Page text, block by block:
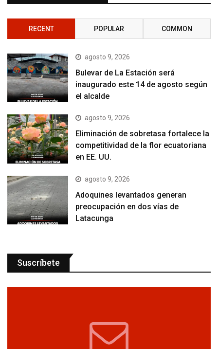
RECENT POPULAR COMMON
agosto 9, 2026
Bulevar de La Estación será
inaugurado este 14 de agosto según
el alcalde
agosto 9, 2026
Eliminación de sobretasa fortalece la
competitividad de la flor ecuatoriana
en EE. UU.
agosto 9, 2026
Adoquines levantados generan
preocupación en dos vías de
Latacunga
Suscríbete